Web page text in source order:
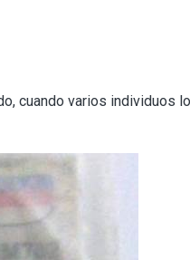
cuando varios individuos